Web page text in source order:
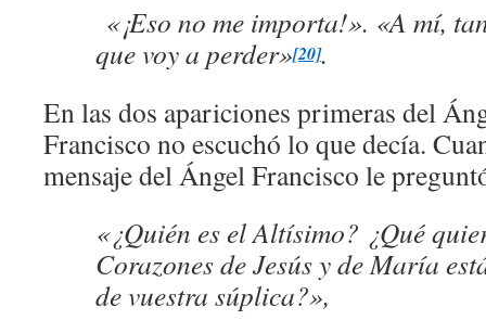
«¡Eso no me importa!». «A mí,
que voy a perder»[20].
En las dos apariciones primeras del
Francisco no escuchó lo que decía.
mensaje del Ángel Francisco le
«¿Quién es el Altísimo? ¿Qué
Corazones de Jesús y de María
de vuestra súplica?»,